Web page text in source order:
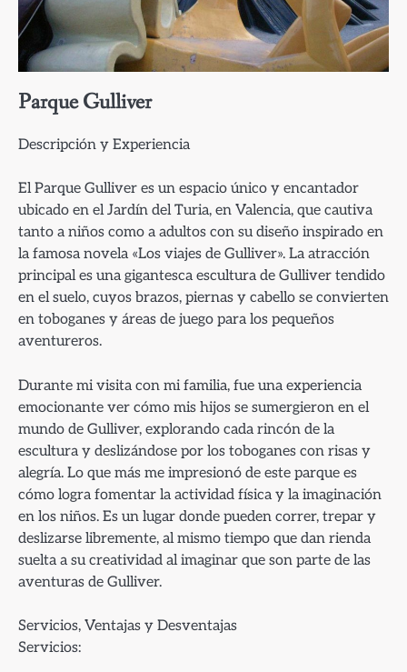
Parque Gulliver
Descripción y Experiencia
El Parque Gulliver es un espacio único y encantador
ubicado en el Jardín del Turia, en Valencia, que cautiva
tanto a niños como a adultos con su diseño inspirado en
la famosa novela «Los viajes de Gulliver». La atracción
principal es una gigantesca escultura de Gulliver tendido
en el suelo, cuyos brazos, piernas y cabello se convierten
en toboganes y áreas de juego para los pequeños
aventureros.
Durante mi visita con mi familia, fue una experiencia
emocionante ver cómo mis hijos se sumergieron en el
mundo de Gulliver, explorando cada rincón de la
escultura y deslizándose por los toboganes con risas y
alegría. Lo que más me impresionó de este parque es
cómo logra fomentar la actividad física y la imaginación
en los niños. Es un lugar donde pueden correr, trepar y
deslizarse libremente, al mismo tiempo que dan rienda
suelta a su creatividad al imaginar que son parte de las
aventuras de Gulliver.
Servicios, Ventajas y Desventajas
Servicios: